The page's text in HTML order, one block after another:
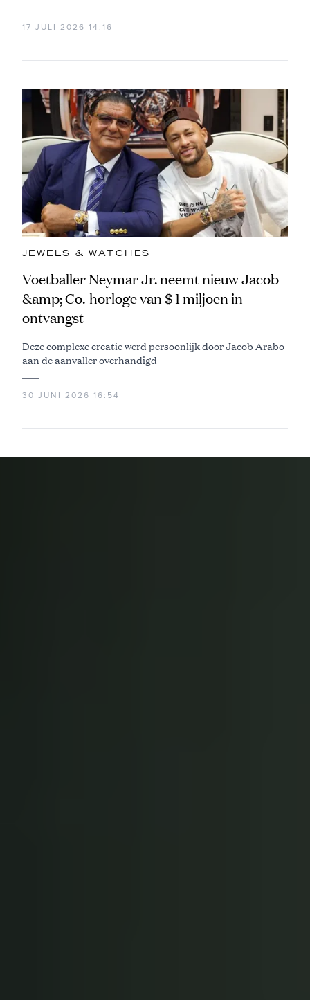
17 JULI 2026 14:16
JEWELS & WATCHES
Voetballer Neymar Jr. neemt nieuw Jacob
&amp; Co.-horloge van $ 1 miljoen in
ontvangst
Deze complexe creatie werd persoonlijk door Jacob Arabo
aan de aanvaller overhandigd
30 JUNI 2026 16:54